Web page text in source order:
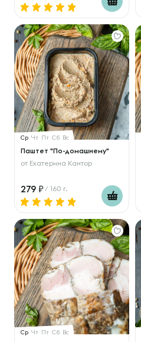
Ср Чт Пт Сб Вс
Паштет "По-домашнему"
от Екатерина Кантор
279 / 160 г.
Ср Чт Пт Сб Вс